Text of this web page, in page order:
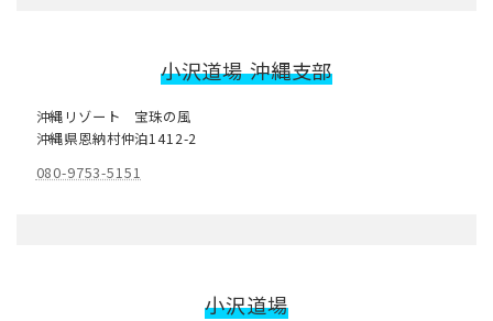
小沢道場 沖縄支部
沖縄リゾート 宝珠の風
沖縄県恩納村仲泊1412-2
080-9753-5151
小沢道場